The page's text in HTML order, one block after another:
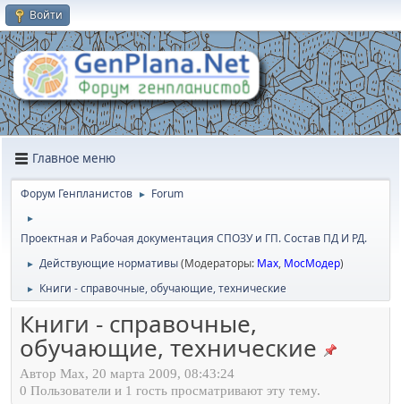
Войти
Главное меню
Форум Генпланистов ► Forum
►
Проектная и Рабочая документация СПОЗУ и ГП. Состав ПД И РД.
► Действующие нормативы(Модераторы: Max, МосМодер)
► Книги - справочные, обучающие, технические
Книги - справочные,
обучающие, технические
Автор Max, 20 марта 2009, 08:43:24
0 Пользователи и 1 гость просматривают эту тему.